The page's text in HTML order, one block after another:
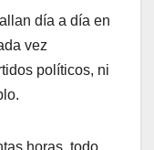
día a día en
vez
políticos, ni
horas, todo